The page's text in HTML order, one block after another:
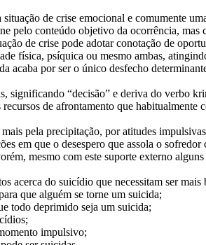
de crise emocional e comumente
pelo conteúdo objetivo da ocorrência,
de crise pode adotar conotação de
física, psíquica ou mesmo ambas,
acaba por ser o único desfecho
significando “decisão” e deriva do verbo
de afrontamento que
mais pela precipitação, por atitudes
em que o desespero que assola o
mesmo com este suporte externo
acerca do suicídio que necessitam ser
que alguém se torne um suicida;
todo deprimido seja um suicida;
impulsivo;